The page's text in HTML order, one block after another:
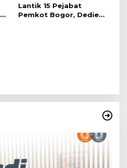
Lantik 15 Pejabat
Pemkot Bogor, Dedie